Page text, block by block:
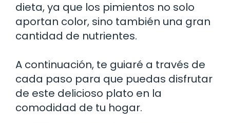
dieta, ya que los pimientos no solo
aportan color, sino también una gran
cantidad de nutrientes.
A continuación, te guiaré a través de
cada paso para que puedas disfrutar
de este delicioso plato en la
comodidad de tu hogar.